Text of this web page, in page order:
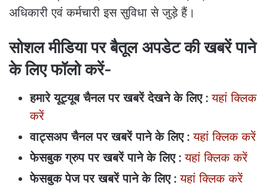
अधिकारी एवं कर्मचारी इस सुविधा से जुड़े हैं।
सोशल मीडिया पर बैतूल अपडेट की खबरें पाने
के लिए फॉलो करें-
हमारे यूट्यूब चैनल पर खबरें देखने के लिए:यहां क्लिक
करें
वाट्सअप चैनल पर खबरें पाने के लिए:यहां क्लिक करें
फेसबुक ग्रुप पर खबरें पाने के लिए:यहां क्लिक करें
फेसबुक पेज पर खबरें पाने के लिए:यहां क्लिक करें